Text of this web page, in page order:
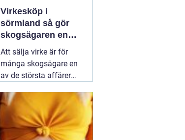
Virkesköp i
sörmland så gör
skogsägaren en
trygg och lönsam
affär
Att sälja virke är för
många skogsägare en
av de största affärer
Samtidigt är marknaden
rörlig, reglerna många
och alternativen fler än
någonsin. Den som vill